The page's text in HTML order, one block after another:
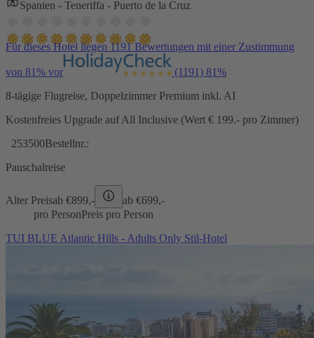
Spanien - Teneriffa - Puerto de la Cruz
Für dieses Hotel liegen 1191 Bewertungen mit einer Zustimmung
von 81% vor (1191) 81%
8-tägige Flugreise, Doppelzimmer Premium inkl. AI
Kostenfreies Upgrade auf All Inclusive (Wert € 199.- pro Zimmer)
253500Bestellnr.:
Pauschalreise
Alter Preisab €899,- ab €699,-
pro PersonPreis pro Person
TUI BLUE Atlantic Hills - Adults Only Stil-Hotel